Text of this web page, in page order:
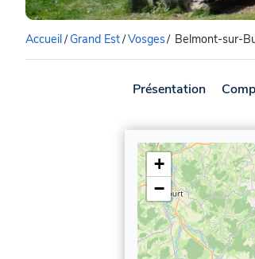
Accueil/Grand Est/Vosges/ Belmont-sur-
Présentation
+
−